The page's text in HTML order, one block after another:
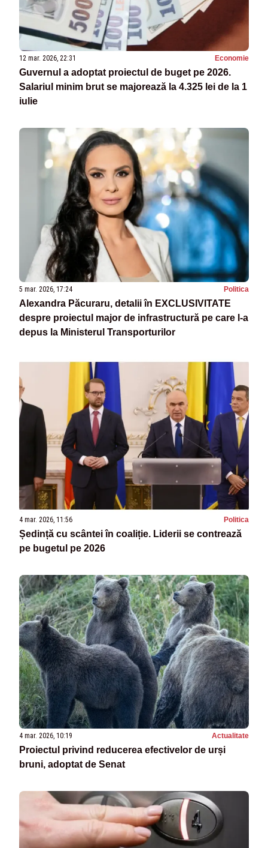
12 mar. 2026, 22:31 Economie
Guvernul a adoptat proiectul de buget pe 2026.
Salariul minim brut se majorează la 4.325 lei de la 1
iulie
5 mar. 2026, 17:24 Politica
Alexandra Păcuraru, detalii în EXCLUSIVITATE
despre proiectul major de infrastructură pe care l-a
depus la Ministerul Transporturilor
4 mar. 2026, 11:56 Politica
Ședință cu scântei în coaliție. Liderii se contrează
pe bugetul pe 2026
4 mar. 2026, 10:19 Actualitate
Proiectul privind reducerea efectivelor de urși
bruni, adoptat de Senat